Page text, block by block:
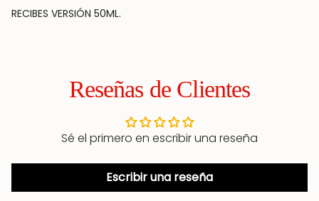
RECIBES VERSIÓN 50ML.
Reseñas de Clientes
Sé el primero en escribir una reseña
Escribir una reseña